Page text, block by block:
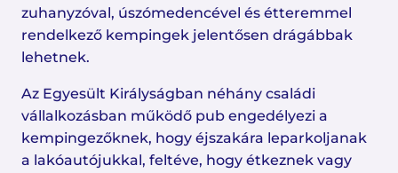
zuhanyzóval, úszómedencével és étteremmel
rendelkező kempingek jelentősen drágábbak
lehetnek.
Az Egyesült Királyságban néhány családi
vállalkozásban működő pub engedélyezi a
kempingezőknek, hogy éjszakára leparkoljanak
a lakóautójukkal, feltéve, hogy étkeznek vagy